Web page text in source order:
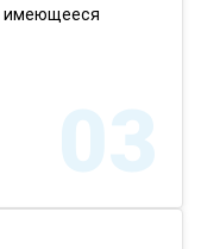
имеющееся
03